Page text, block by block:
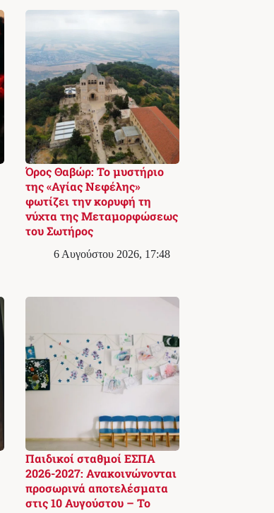
Όρος Θαβώρ: Το μυστήριο
της «Αγίας Νεφέλης»
φωτίζει την κορυφή τη
νύχτα της Μεταμορφώσεως
του Σωτήρος
6 Αυγούστου 2026, 17:48
Παιδικοί σταθμοί ΕΣΠΑ
2026-2027: Ανακοινώνονται
προσωρινά αποτελέσματα
στις 10 Αυγούστου – Το